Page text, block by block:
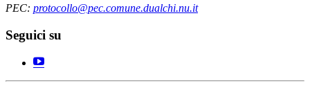
PEC: protocollo@pec.comune.dualchi.nu.it
Seguici su